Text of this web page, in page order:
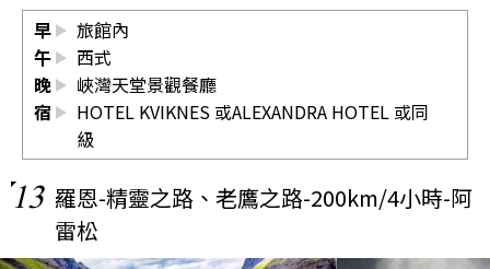
早
旅館內
午
西式
晚
峽灣天堂景觀餐廳
宿
HOTEL KVIKNES 或ALEXANDRA HOTEL 或同
級
13 羅恩-精靈之路、老鷹之路-200km/4小時-阿
雷松